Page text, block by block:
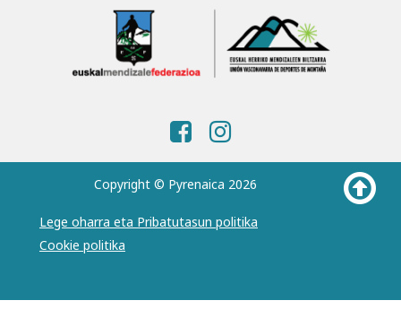
Copyright © Pyrenaica 2026
Lege oharra eta Pribatutasun politika
Cookie politika